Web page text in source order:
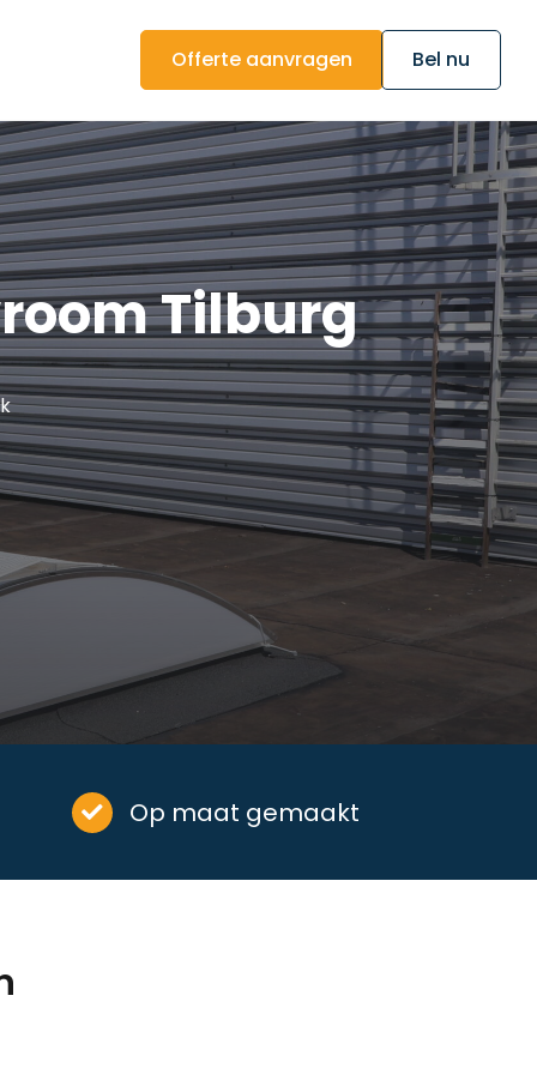
Offerte aanvragen Bel nu
Tilburg
Op maat gemaakt